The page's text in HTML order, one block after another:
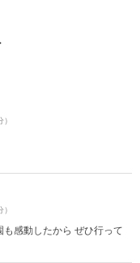
感動したから ぜひ行って